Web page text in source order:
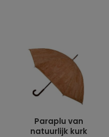
Paraplu van
natuurlijk kurk